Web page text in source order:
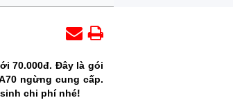
70.000đ. Đây là gói
ngừng cung cấp.
chi phí nhé!